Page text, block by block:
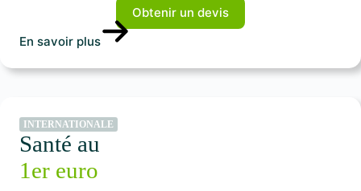
Obtenir un devis
En savoir plus
INTERNATIONALE
Santé au
1er euro